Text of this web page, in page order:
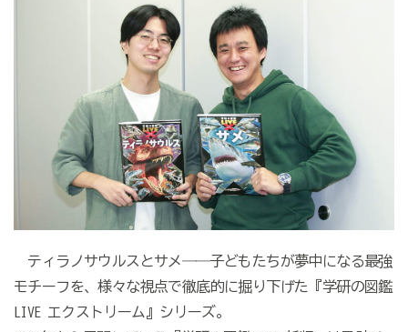
ティラノサウルスとサメ――子どもたちが夢中になる最強
モチーフを、様々な視点で徹底的に掘り下げた『学研の図鑑
LIVE エクストリーム』シリーズ。